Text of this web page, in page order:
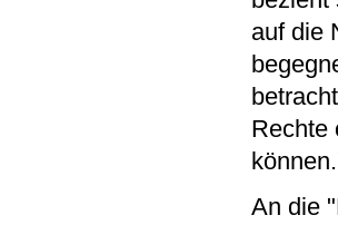
auf die
Rechte
An die